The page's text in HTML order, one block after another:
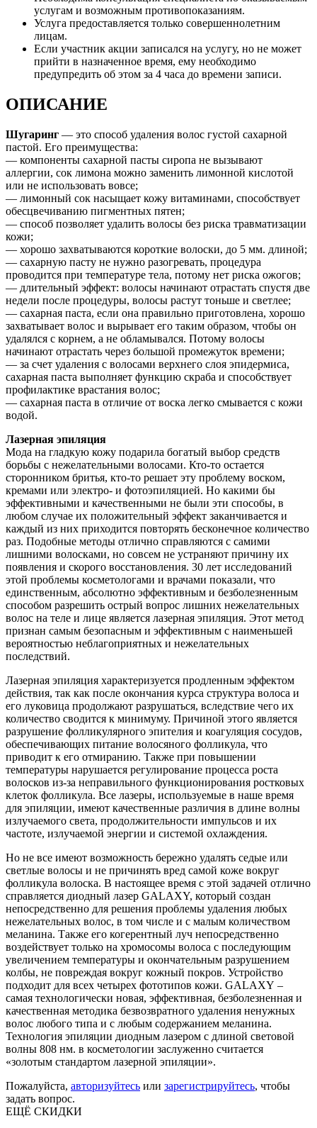
услугам и возможным противопоказаниям.
Услуга предоставляется только совершеннолетним
лицам.
Если участник акции записался на услугу, но не может
прийти в назначенное время, ему необходимо
предупредить об этом за 4 часа до времени записи.
ОПИСАНИЕ
Шугаринг — это способ удаления волос густой сахарной
пастой. Его преимущества:
— компоненты сахарной пасты сиропа не вызывают
аллергии, сок лимона можно заменить лимонной кислотой
или не использовать вовсе;
— лимонный сок насыщает кожу витаминами, способствует
обесцвечиванию пигментных пятен;
— способ позволяет удалить волосы без риска травматизации
кожи;
— хорошо захватываются короткие волоски, до 5 мм. длиной;
— сахарную пасту не нужно разогревать, процедура
проводится при температуре тела, потому нет риска ожогов;
— длительный эффект: волосы начинают отрастать спустя две
недели после процедуры, волосы растут тоньше и светлее;
— сахарная паста, если она правильно приготовлена, хорошо
захватывает волос и вырывает его таким образом, чтобы он
удалялся с корнем, а не обламывался. Потому волосы
начинают отрастать через большой промежуток времени;
— за счет удаления с волосами верхнего слоя эпидермиса,
сахарная паста выполняет функцию скраба и способствует
профилактике врастания волос;
— сахарная паста в отличие от воска легко смывается с кожи
водой.
Лазерная эпиляция
Мода на гладкую кожу подарила богатый выбор средств
борьбы с нежелательными волосами. Кто-то остается
сторонником бритья, кто-то решает эту проблему воском,
кремами или электро- и фотоэпиляцией. Но какими бы
эффективными и качественными не были эти способы, в
любом случае их положительный эффект заканчивается и
каждый из них приходится повторять бесконечное количество
раз. Подобные методы отлично справляются с самими
лишними волосками, но совсем не устраняют причину их
появления и скорого восстановления. 30 лет исследований
этой проблемы косметологами и врачами показали, что
единственным, абсолютно эффективным и безболезненным
способом разрешить острый вопрос лишних нежелательных
волос на теле и лице является лазерная эпиляция. Этот метод
признан самым безопасным и эффективным с наименьшей
вероятностью неблагоприятных и нежелательных
последствий.
Лазерная эпиляция характеризуется продленным эффектом
действия, так как после окончания курса структура волоса и
его луковица продолжают разрушаться, вследствие чего их
количество сводится к минимуму. Причиной этого является
разрушение фолликулярного эпителия и коагуляция сосудов,
обеспечивающих питание волосяного фолликула, что
приводит к его отмиранию. Также при повышении
температуры нарушается регулирование процесса роста
волосков из-за неправильного функционирования ростковых
клеток фолликула. Все лазеры, используемые в наше время
для эпиляции, имеют качественные различия в длине волны
излучаемого света, продолжительности импульсов и их
частоте, излучаемой энергии и системой охлаждения.
Но не все имеют возможность бережно удалять седые или
светлые волосы и не причинять вред самой коже вокруг
фолликула волоска. В настоящее время с этой задачей отлично
справляется диодный лазер GALAXY, который создан
непосредственно для решения проблемы удаления любых
нежелательных волос, в том числе и с малым количеством
меланина. Также его когерентный луч непосредственно
воздействует только на хромосомы волоса с последующим
увеличением температуры и окончательным разрушением
колбы, не повреждая вокруг кожный покров. Устройство
подходит для всех четырех фототипов кожи. GALAXY –
самая технологически новая, эффективная, безболезненная и
качественная методика безвозвратного удаления ненужных
волос любого типа и с любым содержанием меланина.
Технология эпиляции диодным лазером с длиной световой
волны 808 нм. в косметологии заслуженно считается
«золотым стандартом лазерной эпиляции».
Пожалуйста, авторизуйтесь или зарегистрируйтесь, чтобы
задать вопрос.
ЕЩЁ СКИДКИ